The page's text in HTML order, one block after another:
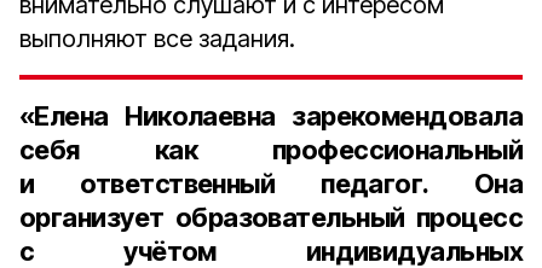
выполняют все задания.
«Елена Николаевна зарекомендовала
себя как профессиональный
и ответственный педагог. Она
организует образовательный процесс
с учётом индивидуальных